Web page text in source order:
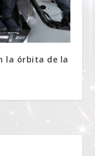
la órbita de la